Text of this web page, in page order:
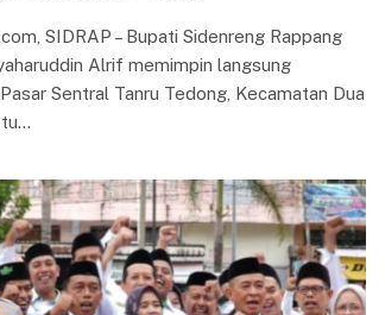
SIDRAP – Bupati Sidenreng Rappang
Alrif memimpin langsung
Sentral Tanru Tedong, Kecamatan Dua